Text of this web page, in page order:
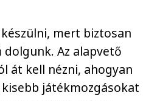
mert biztosan
dolgunk. Az alapvető
át kell nézni, ahogyan
játékmozgásokat